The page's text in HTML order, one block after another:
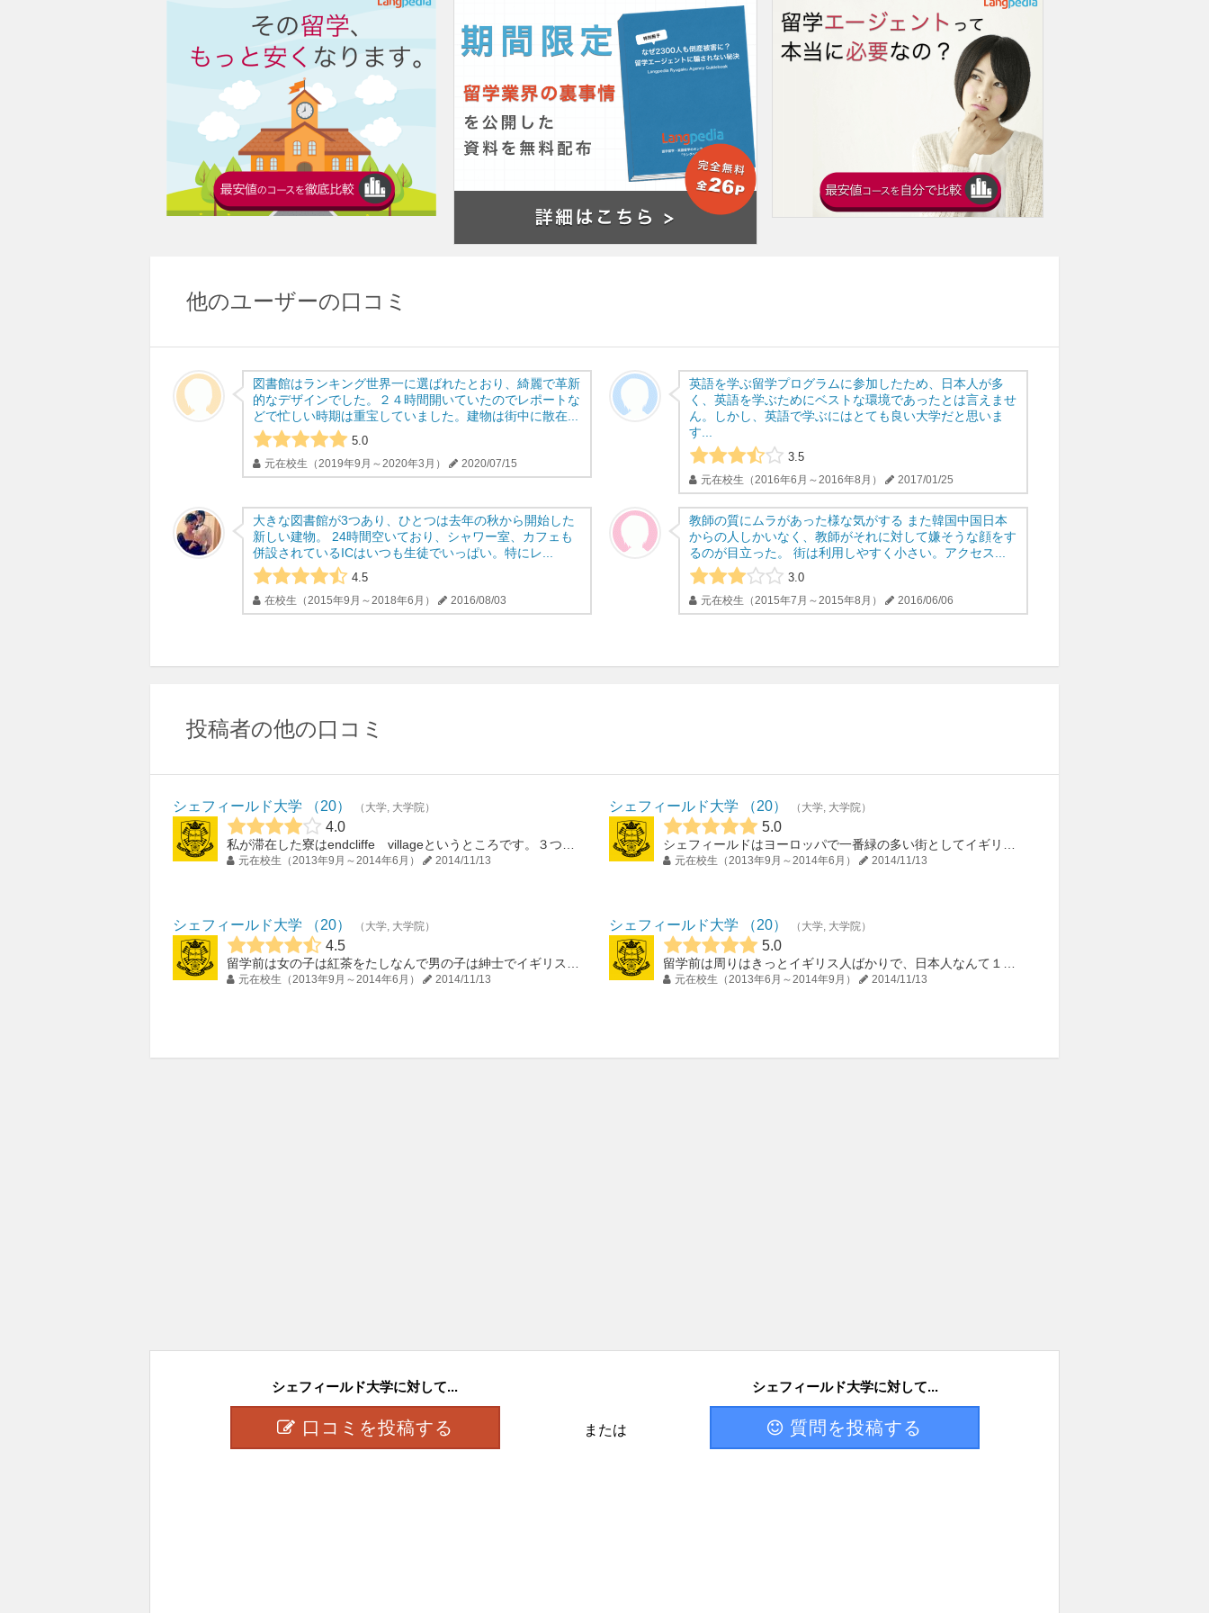
他のユーザーの口コミ
図書館はランキング世界一に選ばれたとおり、綺麗で革新
的なデザインでした。２４時間開いていたのでレポートな
どで忙しい時期は重宝していました。建物は街中に散在...
5.0
元在校生（2019年9月～2020年3月） 2020/07/15
英語を学ぶ留学プログラムに参加したため、日本人が多
く、英語を学ぶためにベストな環境であったとは言えませ
ん。しかし、英語で学ぶにはとても良い大学だと思いま
す...
3.5
元在校生（2016年6月～2016年8月） 2017/01/25
大きな図書館が3つあり、ひとつは去年の秋から開始した
新しい建物。 24時間空いており、シャワー室、カフェも
併設されているICはいつも生徒でいっぱい。特にレ...
4.5
在校生（2015年9月～2018年6月） 2016/08/03
教師の質にムラがあった様な気がする また韓国中国日本
からの人しかいなく、教師がそれに対して嫌そうな顔をす
るのが目立った。 街は利用しやすく小さい。アクセス...
3.0
元在校生（2015年7月～2015年8月） 2016/06/06
投稿者の他の口コミ
シェフィールド大学 20 大学 大学院
4.0
元在校生（2013年9月～2014年6月） 2014/11/13
シェフィールド大学 20 大学 大学院
5.0
元在校生（2013年9月～2014年6月） 2014/11/13
シェフィールド大学 20 大学 大学院
4.5
元在校生（2013年9月～2014年6月） 2014/11/13
シェフィールド大学 20 大学 大学院
5.0
元在校生（2013年6月～2014年9月） 2014/11/13
シェフィールド大学に対して...
口コミを投稿する または
シェフィールド大学に対して...
質問を投稿する